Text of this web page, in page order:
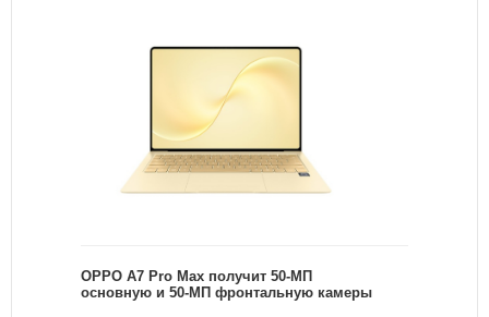
OPPO A7 Pro Max получит 50-МП
основную и 50-МП фронтальную камеры